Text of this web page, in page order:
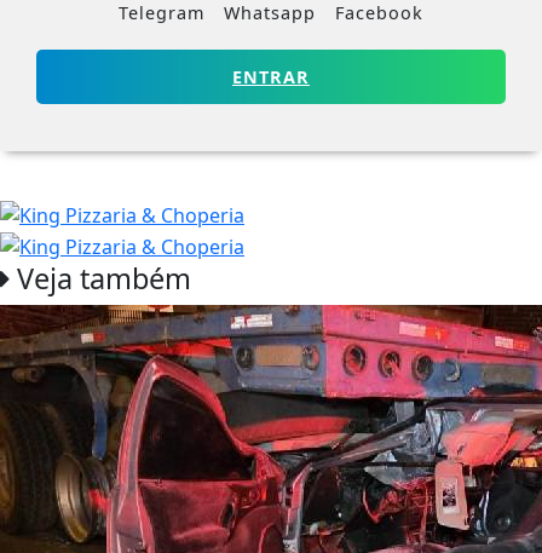
Telegram Whatsapp Facebook
ENTRAR
Veja também